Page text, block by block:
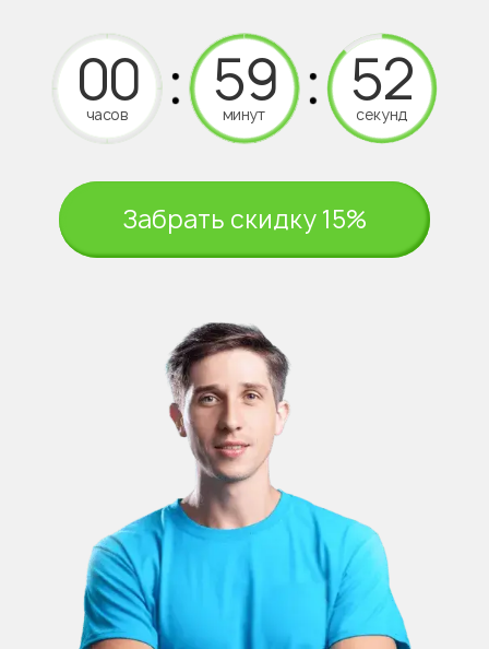
часов минут секунд
Забрать скидку 15%